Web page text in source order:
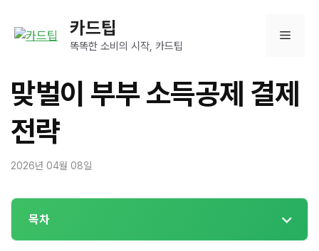
카드팁
똑똑한 소비의 시작, 카드팁
메
뉴
맞벌이 부부 소득공제 결제
전략
2026년 04월 08일
목차